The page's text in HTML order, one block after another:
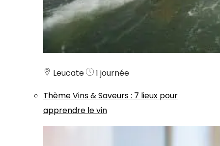
Leucate
1 journée
ThèmeVins & Saveurs: 7 lieux pour
apprendre le vin